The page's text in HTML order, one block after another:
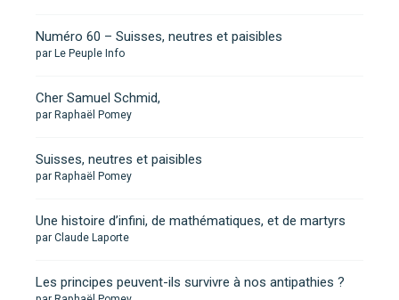
Numéro 60 – Suisses, neutres et paisibles
par Le Peuple Info
Cher Samuel Schmid,
par Raphaël Pomey
Suisses, neutres et paisibles
par Raphaël Pomey
Une histoire d’infini, de mathématiques, et de martyrs
par Claude Laporte
Les principes peuvent-ils survivre à nos antipathies ?